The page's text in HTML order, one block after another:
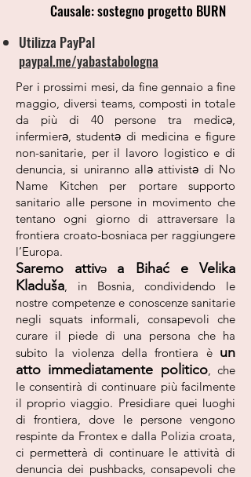
Causale: sostegno progetto BURN
Utilizza PayPal
paypal.me/yabastabologna
Per i prossimi mesi, da fine gennaio a fine
maggio, diversi teams, composti in totale
da più di 40 persone tra medicə,
infermierə, studentə di medicina e figure
non-sanitarie, per il lavoro logistico e di
denuncia, si uniranno allə attivistə di No
Name Kitchen per
portare supporto
sanitario alle persone in movimento che
tentano ogni giorno di attraversare la
frontiera croato-bosniaca per raggiungere
l’Europa.
Saremo attivə a Bihać e Velika
Kladuša, in Bosnia,condividendo le
nostre competenze e conoscenze sanitarie
negli squats informali, consapevoli che
curare il piede di una persona che ha
subito la violenza della frontiera è un
atto immediatamente politico, che
le consentirà di continuare più facilmente
il proprio viaggio. Presidiare quei luoghi
di frontiera, dove le persone vengono
respinte da Frontex e dalla Polizia croata,
ci permetterà di continuare le attività di
denuncia dei pushbacks, consapevoli che